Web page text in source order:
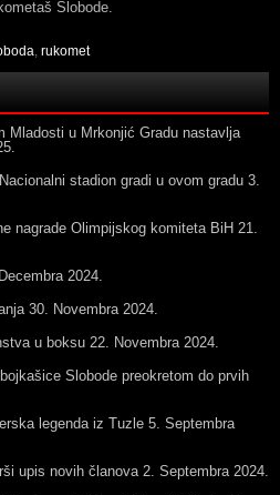
Slobode.
, rukomet
Mladosti u Mrkonjić Gradu nastavlja
stadion gradi u ovom gradu 3.
nagrade Olimpijskog komiteta BiH 21.
2024.
30. Novembra 2024.
u boksu 22. Novembra 2024.
Slobode preokretom do prvih
legenda iz Tuzle 5. Septembra
upis novih članova 2. Septembra 2024.